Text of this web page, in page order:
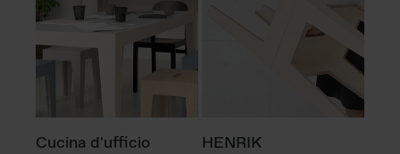
Cucina d'ufficio
HENRIK